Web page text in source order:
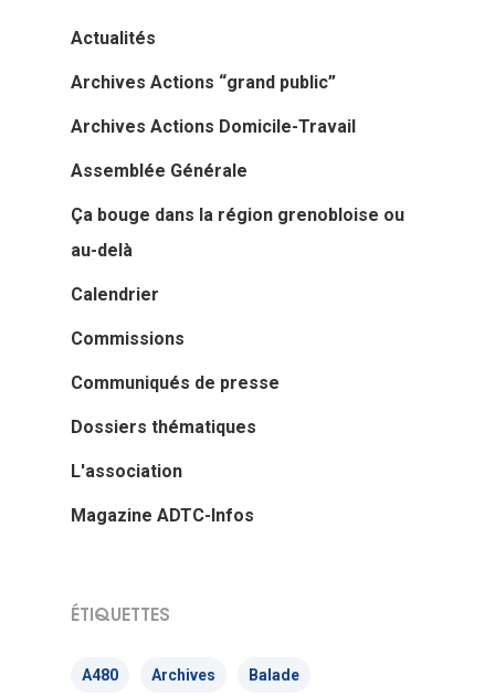
Actualités
Archives Actions “grand public”
Archives Actions Domicile-Travail
Assemblée Générale
Ça bouge dans la région grenobloise ou
au-delà
Calendrier
Commissions
Communiqués de presse
Dossiers thématiques
L'association
Magazine ADTC-Infos
ÉTIQUETTES
A480 Archives Balade
– VP